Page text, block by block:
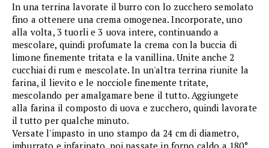
In una terrina lavorate il burro con lo zucchero semolato
fino a ottenere una crema omogenea. Incorporate, uno
alla volta, 3 tuorli e 3 uova intere, continuando a
mescolare, quindi profumate la crema con la buccia di
limone finemente tritata e la vanillina. Unite anche 2
cucchiai di rum e mescolate. In un'altra terrina riunite la
farina, il lievito e le nocciole finemente tritate,
mescolando per amalgamare bene il tutto. Aggiungete
alla farina il composto di uova e zucchero, quindi lavorate
il tutto per qualche minuto.
Versate l'impasto in uno stampo da 24 cm di diametro,
imburrato e infarinato, poi passate in forno caldo a 180°